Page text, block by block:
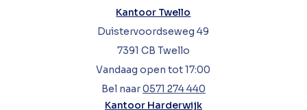
Kantoor Twello
Duistervoordseweg 49
7391 CB Twello
Vandaag open tot 17:00
Bel naar0571 274 440
Kantoor Harderwijk